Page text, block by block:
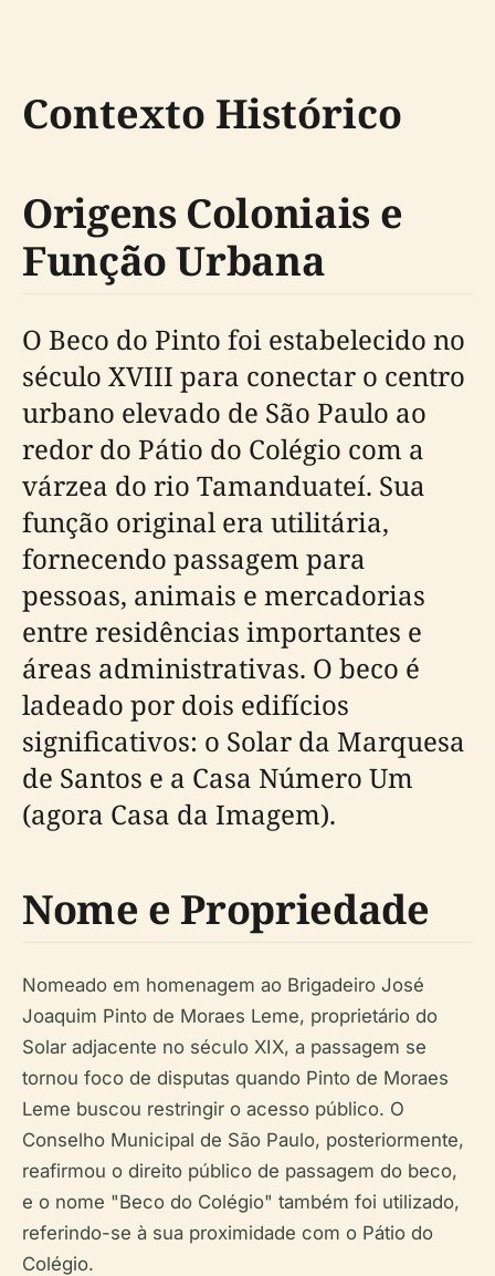
Contexto Histórico
Origens Coloniais e
Função Urbana
O Beco do Pinto foi estabelecido no
século XVIII para conectar o centro
urbano elevado de São Paulo ao
redor do Pátio do Colégio com a
várzea do rio Tamanduateí. Sua
função original era utilitária,
fornecendo passagem para
pessoas, animais e mercadorias
entre residências importantes e
áreas administrativas. O beco é
ladeado por dois edifícios
significativos: o Solar da Marquesa
de Santos e a Casa Número Um
(agora Casa da Imagem).
Nome e Propriedade
Nomeado em homenagem ao Brigadeiro José
Joaquim Pinto de Moraes Leme, proprietário do
Solar adjacente no século XIX, a passagem se
tornou foco de disputas quando Pinto de Moraes
Leme buscou restringir o acesso público. O
Conselho Municipal de São Paulo, posteriormente,
reafirmou o direito público de passagem do beco,
e o nome "Beco do Colégio" também foi utilizado,
referindo-se à sua proximidade com o Pátio do
Colégio.